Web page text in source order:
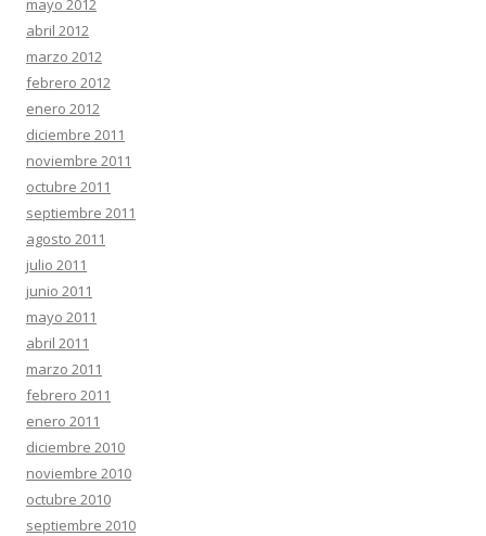
mayo 2012
abril 2012
marzo 2012
febrero 2012
enero 2012
diciembre 2011
noviembre 2011
octubre 2011
septiembre 2011
agosto 2011
julio 2011
junio 2011
mayo 2011
abril 2011
marzo 2011
febrero 2011
enero 2011
diciembre 2010
noviembre 2010
octubre 2010
septiembre 2010